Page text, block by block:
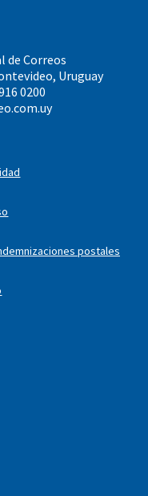
de Correos
Uruguay
0200
postales